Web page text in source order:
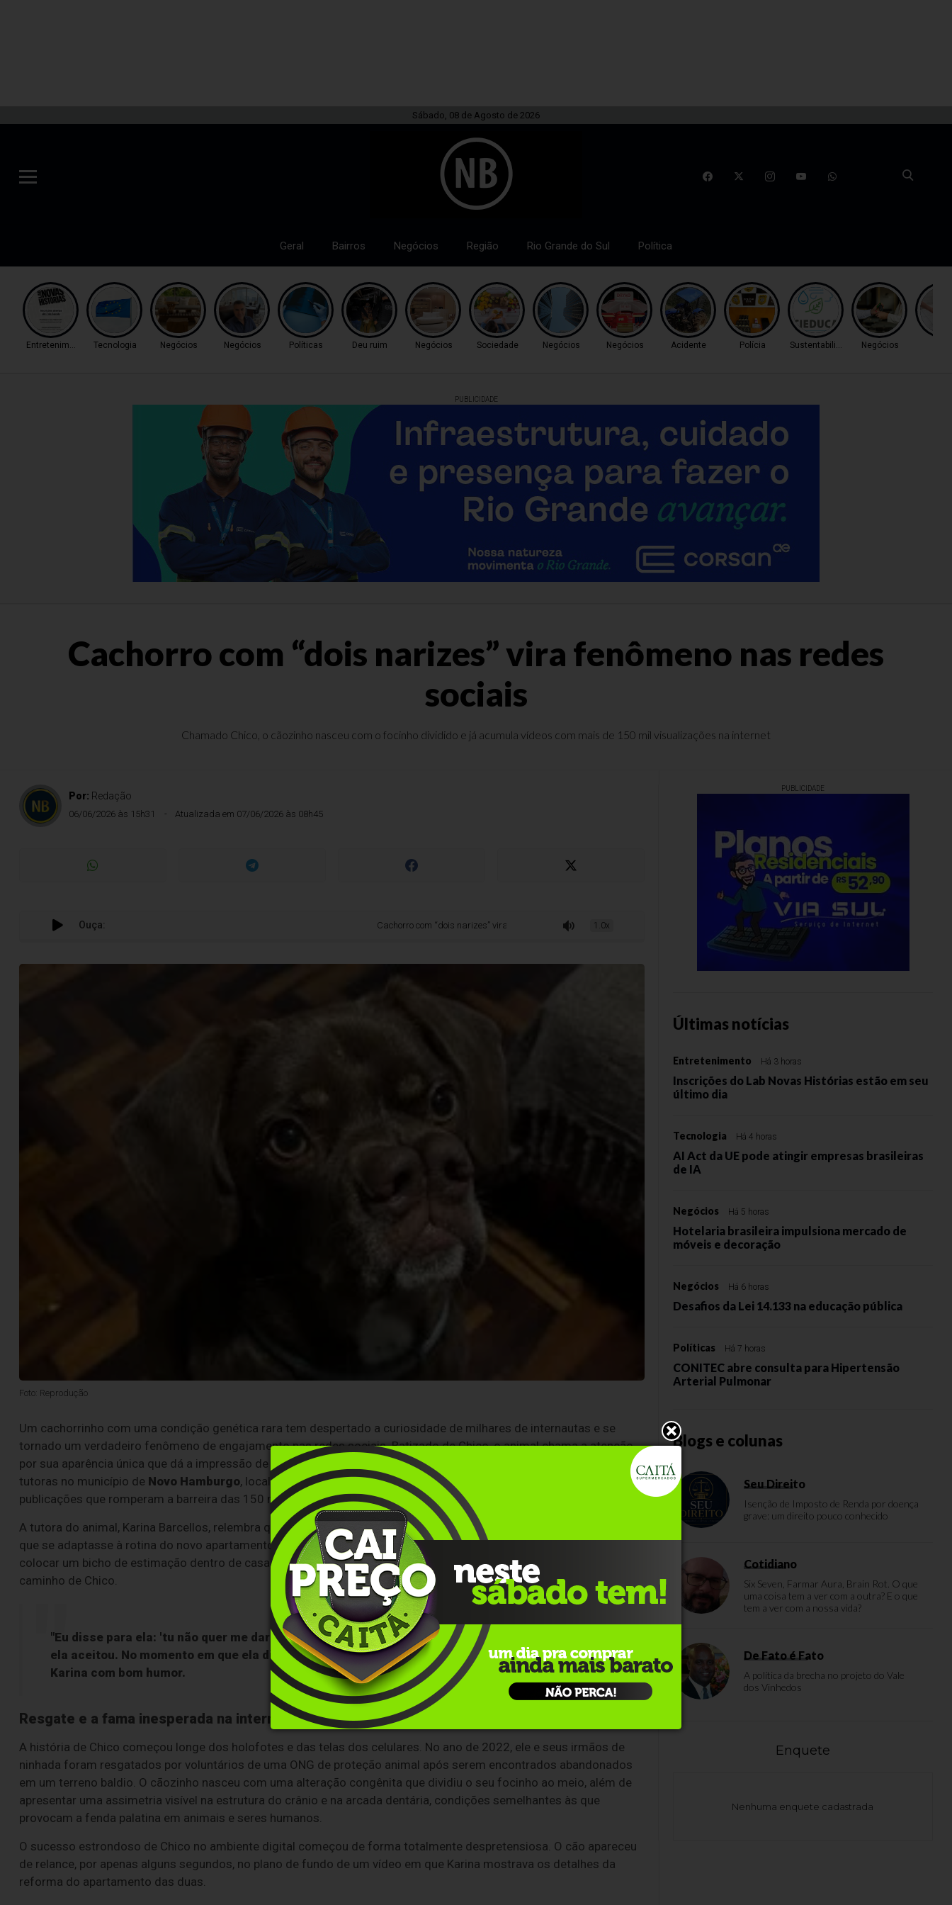
Sábado, 08 de Agosto de 2026
Geral Bairros Negócios Região Rio Grande do Sul Política
Entretenimento Tecnologia Negócios Negócios Políticas Deu ruim Negócios Sociedade Negócios Negócios Acidente Polícia Sustentabilidade Negócios
PUBLICIDADE
Cachorro com “dois narizes” vira fenômeno nas redes
sociais
Chamado Chico, o cãozinho nasceu com o focinho dividido e já acumula vídeos com mais de 150 mil visualizações na internet
Por: Redação
06/06/2026 às 15h31 Atualizada em 07/06/2026 às 08h45
Ouça: Cachorro com “dois narizes” vira fenômeno nas redes sociais 1.0x
Foto: Reprodução
Um cachorrinho com uma condição genética rara tem despertado a curiosidade de milhares de internautas e se
tornado um verdadeiro fenômeno de engajamento nas redes sociais. Batizado de Chico, o animal chama a atenção
por sua aparência única que dá a impressão de que ele possui "dois narizes". O cãozinho foi adotado e vive com suas
tutoras no município de Novo Hamburgo, localizado na Região Metropolitana de Porto Alegre, e já protagoniza
publicações que romperam a barreira das 150 mil visualizações.
A tutora do animal, Karina Barcellos, relembra que o plano inicial da família era encontrar um cão de pequeno porte
que se adaptasse à rotina do novo apartamento do casal. Sua esposa, que a princípio demonstrava hesitação em
colocar um bicho de estimação dentro de casa, acabou mudando de ideia ao visitar uma feira de adoção e cruzar o
caminho de Chico.
"Eu disse para ela: 'tu não quer me dar um cachorrinho? Me dá aquele ali, que tem dois narizes'. E
ela aceitou. No momento em que ela disse sim, eu não podia perder tempo, já peguei", conta
Karina com bom humor.
Resgate e a fama inesperada na internet
A história de Chico começou longe dos holofotes e das telas dos celulares. No ano de 2022, ele e seus irmãos de
ninhada foram resgatados por voluntários de uma ONG de proteção animal após serem encontrados abandonados
em um terreno baldio. O cãozinho nasceu com uma alteração congênita que dividiu o seu focinho ao meio, além de
apresentar uma assimetria visível na estrutura do crânio e na arcada dentária, condições semelhantes às que
provocam a fenda palatina em animais e seres humanos.
O sucesso estrondoso de Chico no ambiente digital começou de forma totalmente despretensiosa. O cão apareceu
de relance, por apenas alguns segundos, no plano de fundo de um vídeo em que Karina mostrava os detalhes da
reforma do apartamento das duas.
PUBLICIDADE
Últimas notícias
Entretenimento Há 3 horas
Inscrições do Lab Novas Histórias estão em seu
último dia
Tecnologia Há 4 horas
AI Act da UE pode atingir empresas brasileiras
de IA
Negócios Há 5 horas
Hotelaria brasileira impulsiona mercado de
móveis e decoração
Negócios Há 6 horas
Desafios da Lei 14.133 na educação pública
Políticas Há 7 horas
CONITEC abre consulta para Hipertensão
Arterial Pulmonar
Blogs e colunas
Seu Direito
Isenção de Imposto de Renda por doença
grave: um direito pouco conhecido
Cotidiano
Six Seven, Farmar Aura, Brain Rot. O que
uma coisa tem a ver com a outra? E o que
tem a ver com a nossa vida?
De Fato é Fato
A política da brecha no projeto do Vale
dos Vinhedos
Enquete
Nenhuma enquete cadastrada